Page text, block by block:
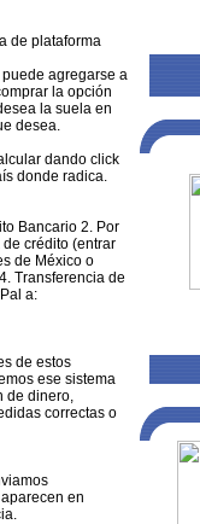
de plataforma
agregarse a
la opción
la suela en
desea.
dando click
donde radica.
Bancario 2. Por
crédito (entrar
de México o
Transferencia de
a:
de estos
ese sistema
de dinero,
correctas o
en